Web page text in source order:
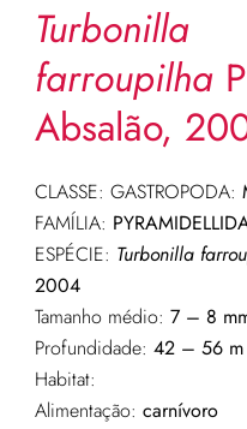
Turbonilla
farroupilha
Absalão,
CLASSE: GASTROPODA:
FAMÍLIA:
ESPÉCIE: Turbonilla
2004
Tamanho médio: 7 – 8
Profundidade: 42 – 56 m
Habitat:
Alimentação: carnívoro